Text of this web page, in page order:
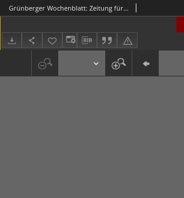
Grünberger Wochenblatt: Zeitung für Stadt und Land, No. 244. (16. Oktober 1920)